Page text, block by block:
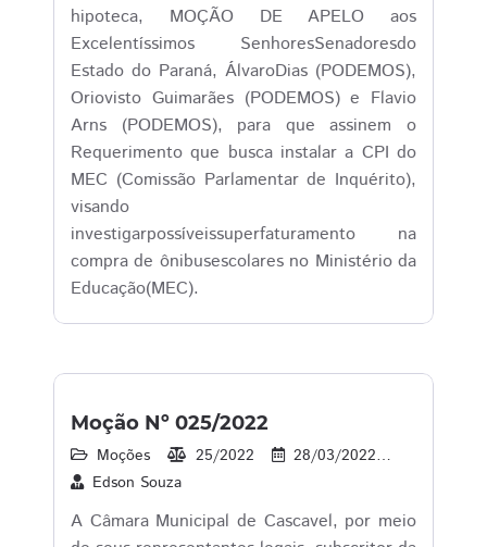
hipoteca, MOÇÃO DE APELO aos
Excelentíssimos SenhoresSenadoresdo
Estado do Paraná, ÁlvaroDias (PODEMOS),
Oriovisto Guimarães (PODEMOS) e Flavio
Arns (PODEMOS), para que assinem o
Requerimento que busca instalar a CPI do
MEC (Comissão Parlamentar de Inquérito),
visando
investigarpossíveissuperfaturamento na
compra de ônibusescolares no Ministério da
Educação(MEC).
Moção Nº 025/2022
Moções 25/2022 28/03/2022
Edson Souza
A Câmara Municipal de Cascavel, por meio